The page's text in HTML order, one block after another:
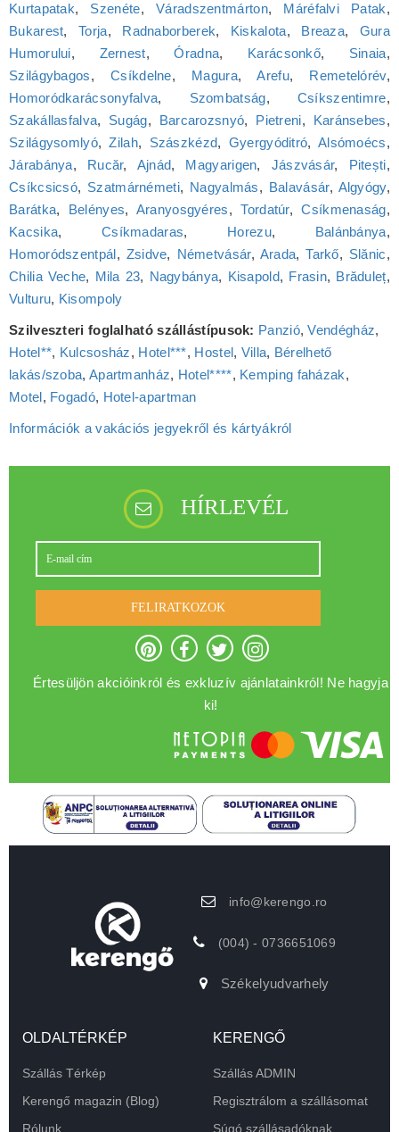
Kurtapatak, Szenéte,Váradszentmárton, Máréfalvi Patak,
Bukarest,Torja, Radnaborberek, Kiskalota, Breaza, Gura
Humorului, Zernest,Óradna, Karácsonkő, Sinaia,
Szilágybagos,Csíkdelne, Magura,Arefu, Remetelórév,
Homoródkarácsonyfalva, Szombatság, Csíkszentimre,
Szakállasfalva, Sugág, Barcarozsnyó, Pietreni, Karánsebes,
Szilágysomlyó,Zilah, Szászkézd, Gyergyóditró, Alsómoécs,
Járabánya, Rucăr, Ajnád, Magyarigen, Jászvásár, Pitești,
Csíkcsicsó, Szatmárnémeti, Nagyalmás, Balavásár, Algyógy,
Barátka, Belényes, Aranyosgyéres,Tordatúr,Csíkmenaság,
Kacsika, Csíkmadaras, Horezu, Balánbánya,
Homoródszentpál, Zsidve, Németvásár, Arada,Tarkő, Slănic,
Chilia Veche, Mila 23, Nagybánya, Kisapold, Frasin, Brăduleț,
Vulturu, Kisompoly
Szilveszteri foglalható szállástípusok: Panzió,Vendégház,
Hotel**, Kulcsosház, Hotel***, Hostel, Villa, Bérelhető
lakás/szoba, Apartmanház, Hotel****, Kemping faházak,
Motel, Fogadó, Hotel‑apartman
Információk a vakációs jegyekről és kártyákról
HÍRLEVÉL
FELIRATKOZOK
Értesüljön akcióinkról és exkluzív ajánlatainkról! Ne hagyja
ki!
info@kerengo.ro
(004) - 0736651069
Székelyudvarhely
OLDALTÉRKÉP
Szállás Térkép
Kerengő magazin (Blog)
Rólunk
KERENGŐ
Szállás ADMIN
Regisztrálom a szállásomat
Súgó szállásadóknak